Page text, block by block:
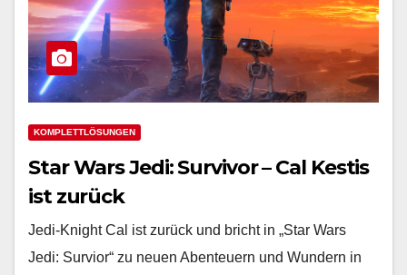
KOMPLETTLÖSUNGEN
Star Wars Jedi: Survivor – Cal Kestis
ist zurück
Jedi-Knight Cal ist zurück und bricht in „Star Wars
Jedi: Survior“ zu neuen Abenteuern und Wundern in